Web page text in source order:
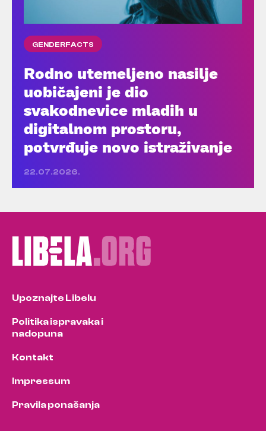
GENDERFACTS
Rodno utemeljeno nasilje
uobičajeni je dio
svakodnevice mladih u
digitalnom prostoru,
potvrđuje novo istraživanje
22.07.2026.
Upoznajte Libelu
Politika ispravaka i
nadopuna
Kontakt
Impressum
Pravila ponašanja